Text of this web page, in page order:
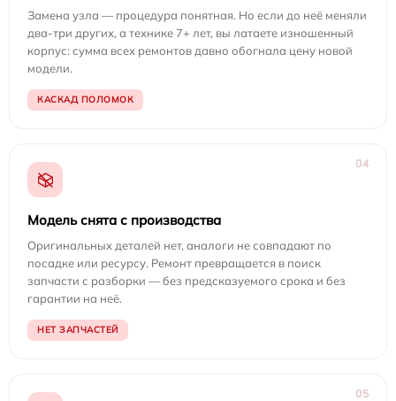
Замена узла — процедура понятная. Но если до неё меняли
два-три других, а технике 7+ лет, вы латаете изношенный
корпус: сумма всех ремонтов давно обогнала цену новой
модели.
КАСКАД ПОЛОМОК
04
Модель снята с производства
Оригинальных деталей нет, аналоги не совпадают по
посадке или ресурсу. Ремонт превращается в поиск
запчасти с разборки — без предсказуемого срока и без
гарантии на неё.
НЕТ ЗАПЧАСТЕЙ
05